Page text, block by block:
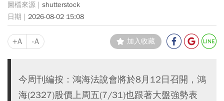
shutterstock
2026-08-02 15:08
+A -A 加入收藏
今周刊編按：鴻海法說會將於8月12日召開，鴻
海(2327)股價上周五(7/31)也跟著大盤強勢表